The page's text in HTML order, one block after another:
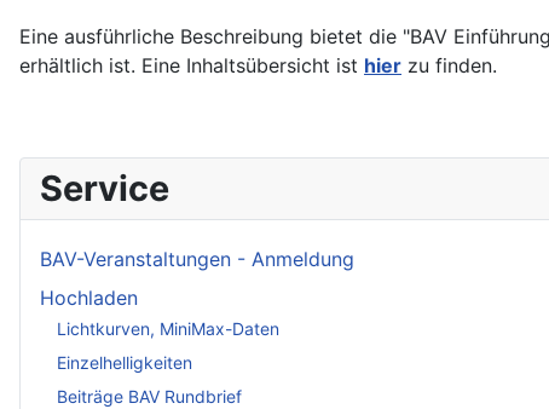
Eine ausführliche Beschreibung bietet die "BAV
erhältlich ist. Eine Inhaltsübersicht ist hier zu finden.
Service
BAV-Veranstaltungen - Anmeldung
Hochladen
Lichtkurven, MiniMax-Daten
Einzelhelligkeiten
Beiträge BAV Rundbrief